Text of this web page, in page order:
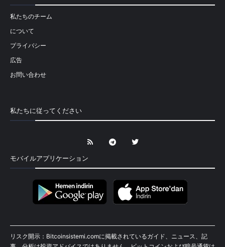
私たちのチーム
について
プライバシー
広告
お問い合わせ
私たちに従ってください
モバイルアプリケーション
リスク開示：Bitcoinsistemi.comに掲載されているガイド、ニュース、記